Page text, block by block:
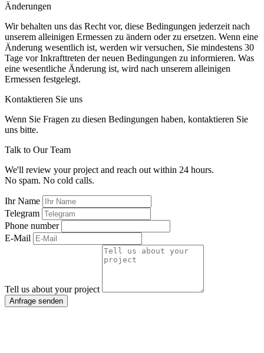
Änderungen
Wir behalten uns das Recht vor, diese Bedingungen jederzeit nach
unserem alleinigen Ermessen zu ändern oder zu ersetzen. Wenn eine
Änderung wesentlich ist, werden wir versuchen, Sie mindestens 30
Tage vor Inkrafttreten der neuen Bedingungen zu informieren. Was
eine wesentliche Änderung ist, wird nach unserem alleinigen
Ermessen festgelegt.
Kontaktieren Sie uns
Wenn Sie Fragen zu diesen Bedingungen haben, kontaktieren Sie
uns bitte.
Talk to Our Team
We'll review your project and reach out within 24 hours.
No spam. No cold calls.
Ihr Name
Telegram
Phone number
E-Mail
Tell us about your project
Anfrage senden